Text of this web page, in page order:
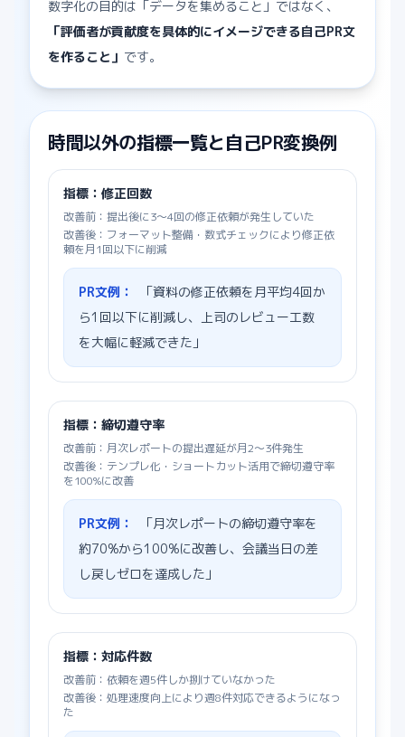
数字化の目的は「データを集めること」ではなく、
「評価者が貢献度を具体的にイメージできる自己PR文
を作ること」 です。
時間以外の指標一覧と自己PR変換例
指標： 修正回数
改善前： 提出後に3〜4回の修正依頼が発生していた
改善後： フォーマット整備・数式チェックにより修正依
頼を月1回以下に削減
PR文例：
「資料の修正依頼を月平均4回か
ら1回以下に削減し、上司のレビュー工数
を大幅に軽減できた」
指標： 締切遵守率
改善前： 月次レポートの提出遅延が月2〜3件発生
改善後： テンプレ化・ショートカット活用で締切遵守率
を100%に改善
PR文例：
「月次レポートの締切遵守率を
約70%から100%に改善し、会議当日の差
し戻しゼロを達成した」
指標： 対応件数
改善前： 依頼を週5件しか捌けていなかった
改善後： 処理速度向上により週8件対応できるようになっ
た